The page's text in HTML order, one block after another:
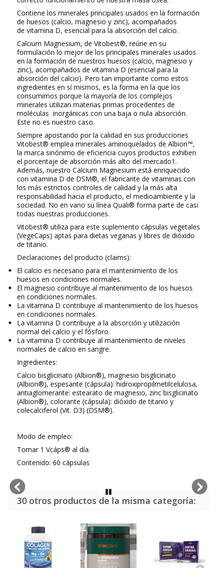
Contiene los minerales principales usados en la formación
de huesos (calcio, magnesio y zinc), acompañados
de vitamina D, esencial para la absorción del calcio.
Calcium Magnesium, de Vitobest®, reúne en su
formulación lo mejor de los principales minerales usados
en la formación de nuestros huesos (calcio, magnesio y
zinc), acompañados de vitamina D (esencial para la
absorción del calcio). Pero tan importante como estos
ingredientes en sí mismos, es la forma en la que los
consumimos porque la mayoría de los complejos
minerales utilizan materias primas procedentes de
moléculas inorgánicas con una baja o nula absorción.
Este no es nuestro caso.
Siempre apostando por la calidad en sus producciones
Vitobest® emplea minerales aminoquelados de Albion™,
la marca sinónimo de eficiencia cuyos productos exhiben
el porcentaje de absorción más alto del mercado1 .
Además, nuestro Calcium Magnesium está enriquecido
con vitamina D de DSM®, el fabricante de vitaminas con
los más estrictos controles de calidad y la más alta
responsabilidad hacia el producto, el medioambiente y la
sociedad. No en vano su línea Quali® forma parte de casi
todas nuestras producciones.
Vitobest® utiliza para este suplemento cápsulas vegetales
(VegeCaps) aptas para dietas veganas y libres de dióxido
de titanio.
Declaraciones del producto (claims):
El calcio es necesario para el mantenimiento de los
huesos en condiciones normales.
El magnesio contribuye al mantenimiento de los huesos
en condiciones normales.
La vitamina D contribuye al mantenimiento de los huesos
en condiciones normales.
La vitamina D contribuye a la absorción y utilización
normal del calcio y el fósforo.
La vitamina D contribuye al mantenimiento de niveles
normales de calcio en sangre.
Ingredientes:
Calcio bisglicinato (Albion®), magnesio bisglicinato
(Albion®), espesante (cápsula): hidroxipropilmetilcelulosa,
antiaglomerante: estearato de magnesio, zinc bisglicinato
(Albion®), colorante (cápsula): dióxido de titanio y
colecalciferol (Vit. D3) (DSM®).
Modo de empleo:
Tomar 1 Vcáps® al día.
Contenido: 60 cápsulas
30 otros productos de la misma categoría: